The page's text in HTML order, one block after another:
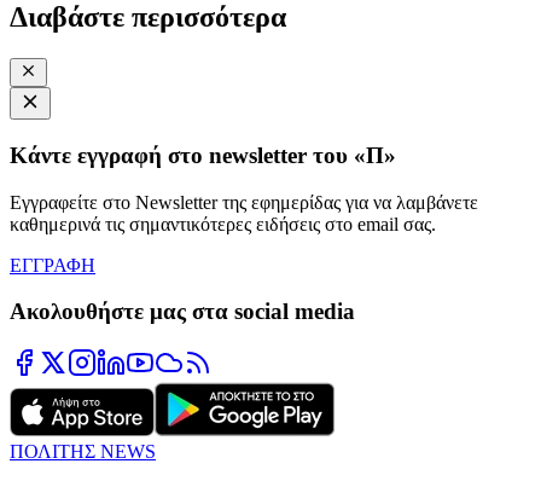
Διαβάστε περισσότερα
Κάντε εγγραφή στο newsletter του «Π»
Εγγραφείτε στο Newsletter της εφημερίδας για να λαμβάνετε
καθημερινά τις σημαντικότερες ειδήσεις στο email σας.
ΕΓΓΡΑΦΗ
Ακολουθήστε μας στα social media
ΠΟΛΙΤΗΣ NEWS